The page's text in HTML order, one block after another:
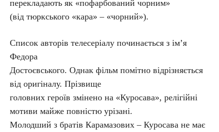
перекладають як «пофарбований чорним»
(від тюркського «кара» – «чорний»).
Список авторів телесеріалу починається з ім’я
Федора
Достоєвського. Однак фільм помітно відрізняється
від оригіналу. Прізвище
головних героїв змінено на «Куросава», релігійні
мотиви майже повністю урізані.
Молодший з братів Карамазових – Куросава не має